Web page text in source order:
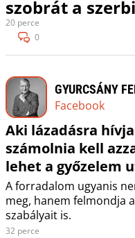
szobrát a
20 perce
0
GYURCSÁNY
Facebook
Aki lázadásra
számolnia kell
lehet a győzelem
A forradalom ugyanis
meg, hanem felmondja
szabályait is.
32 perce